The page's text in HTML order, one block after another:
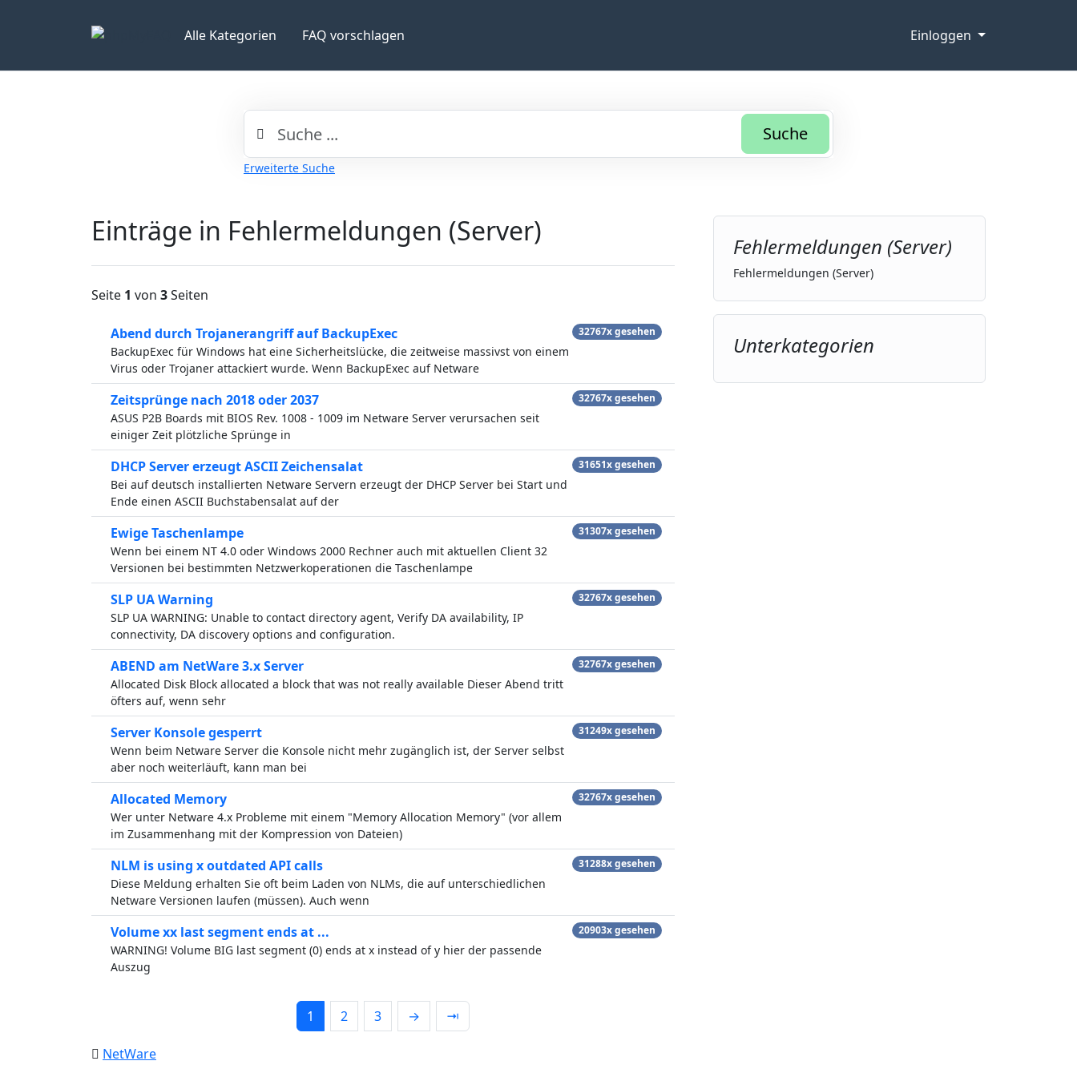
Alle Kategorien FAQ vorschlagen Einloggen
Suche
Erweiterte Suche
Einträge in Fehlermeldungen (Server)
Seite 1 von 3Seiten
Abend durch Trojanerangriff auf BackupExec
BackupExec für Windows hat eine Sicherheitslücke, die zeitweise massivst von einem
Virus oder Trojaner attackiert wurde. Wenn BackupExec auf Netware
32767x gesehen
Zeitsprünge nach 2018 oder 2037
ASUS P2B Boards mit BIOS Rev. 1008 - 1009 im Netware Server verursachen seit
einiger Zeit plötzliche Sprünge in
32767x gesehen
DHCP Server erzeugt ASCII Zeichensalat
Bei auf deutsch installierten Netware Servern erzeugt der DHCP Server bei Start und
Ende einen ASCII Buchstabensalat auf der
31651x gesehen
Ewige Taschenlampe
Wenn bei einem NT 4.0 oder Windows 2000 Rechner auch mit aktuellen Client 32
Versionen bei bestimmten Netzwerkoperationen die Taschenlampe
31307x gesehen
SLP UA Warning
SLP UA WARNING: Unable to contact directory agent, Verify DA availability, IP
connectivity, DA discovery options and configuration.
32767x gesehen
ABEND am NetWare 3.x Server
Allocated Disk Block allocated a block that was not really available Dieser Abend tritt
öfters auf, wenn sehr
32767x gesehen
Server Konsole gesperrt
Wenn beim Netware Server die Konsole nicht mehr zugänglich ist, der Server selbst
aber noch weiterläuft, kann man bei
31249x gesehen
Allocated Memory
Wer unter Netware 4.x Probleme mit einem "Memory Allocation Memory" (vor allem
im Zusammenhang mit der Kompression von Dateien)
32767x gesehen
NLM is using x outdated API calls
Diese Meldung erhalten Sie oft beim Laden von NLMs, die auf unterschiedlichen
Netware Versionen laufen (müssen). Auch wenn
31288x gesehen
Volume xx last segment ends at ...
WARNING! Volume BIG last segment (0) ends at x instead of y hier der passende
Auszug
20903x gesehen
1 2 3 → ⇥
NetWare
Fehlermeldungen (Server)
Fehlermeldungen (Server)
Unterkategorien